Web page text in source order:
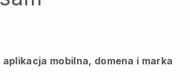
mobilna, domena i marka